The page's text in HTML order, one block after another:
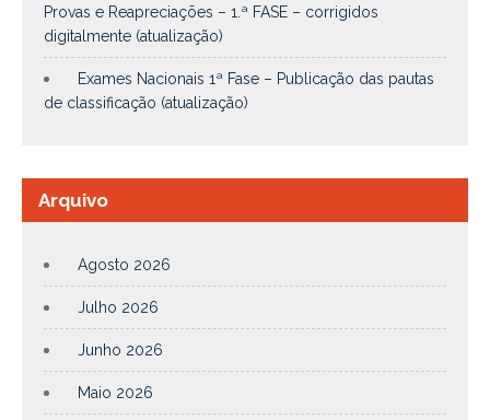
Provas e Reapreciações – 1.ª FASE – corrigidos
digitalmente (atualização)
Exames Nacionais 1ª Fase – Publicação das pautas
de classificação (atualização)
Arquivo
Agosto 2026
Julho 2026
Junho 2026
Maio 2026